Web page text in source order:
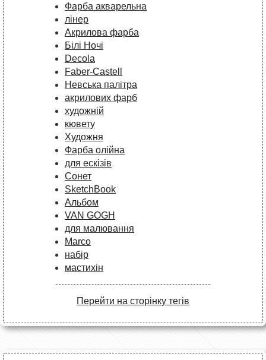
Фарба акварельна
лінер
Акрилова фарба
Білі Ночі
Decola
Faber-Castell
Невська палітра
акрилових фарб
художній
кювету
Художня
Фарба олійна
для ескізів
Сонет
SketchBook
Альбом
VAN GOGH
для малювання
Marco
набір
мастихін
Перейти на сторінку тегів